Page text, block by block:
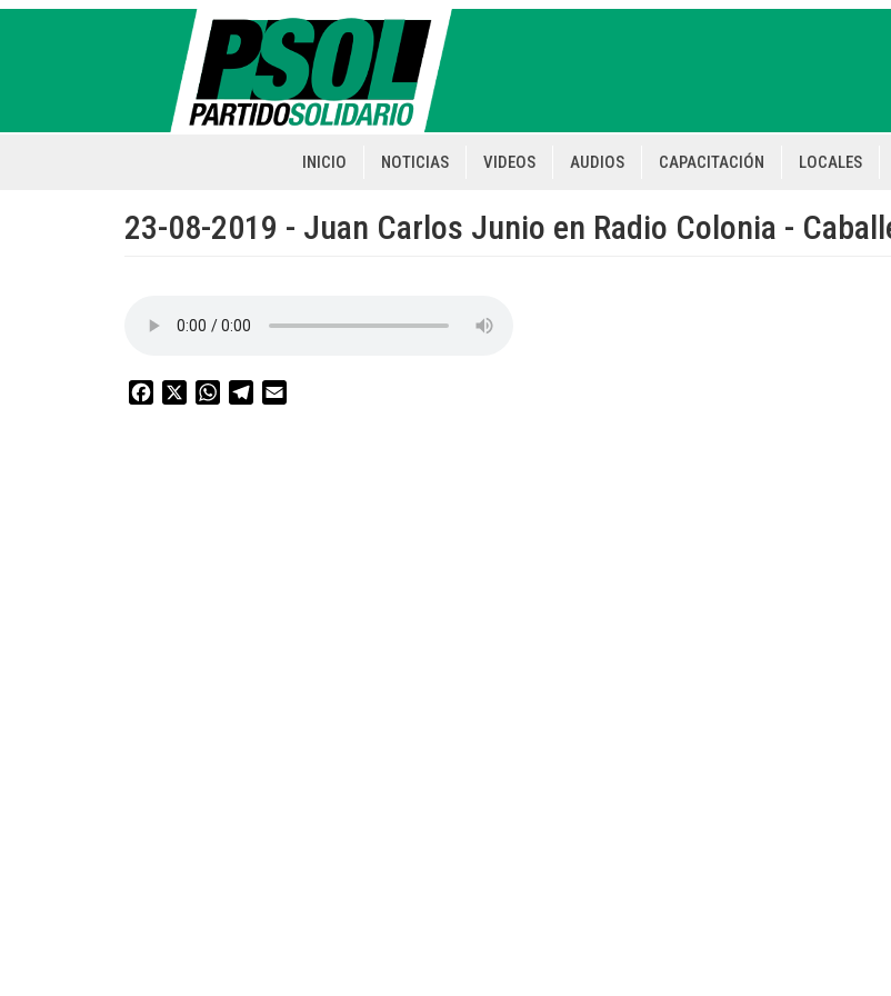
Pasar
navigation
INICIO NOTICIAS VIDEOS AUDIOS CAPACITACIÓN LOCALES
23-08-2019 - Juan Carlos Junio en Radio Colonia -
Facebook WhatsAppTelegram